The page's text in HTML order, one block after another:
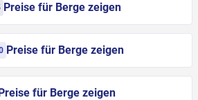
Preise für Berge zeigen
Preise für Berge zeigen
Preise für Berge zeigen